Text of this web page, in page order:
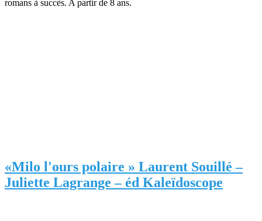
romans à succès. A partir de 8 ans.
«Milo l'ours polaire » Laurent Souillé –
Juliette Lagrange – éd Kaleïdoscope